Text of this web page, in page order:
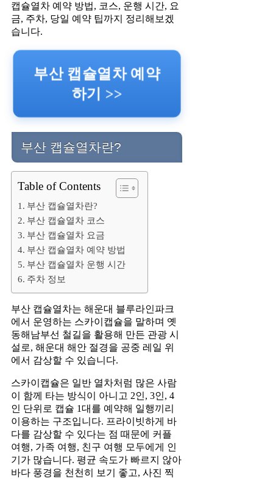
캡슐열차 예약 방법, 코스, 운행 시간, 요
금, 주차, 당일 예약 팁까지 정리해보겠
습니다.
부산 캡슐열차 예약
하기 >>
부산 캡슐열차란?
Table of Contents
부산 캡슐열차란?
부산 캡슐열차 코스
부산 캡슐열차 요금
부산 캡슐열차 예약 방법
부산 캡슐열차 운행 시간
주차 정보
부산 캡슐열차는 해운대 블루라인파크
에서 운영하는 스카이캡슐을 말하며 옛
동해남부선 철길을 활용해 만든 관광 시
설로, 해운대 해안 절경을 공중 레일 위
에서 감상할 수 있습니다.
스카이캡슐은 일반 열차처럼 많은 사람
이 함께 타는 방식이 아니고 2인, 3인, 4
인 단위로 캡슐 1대를 예약해 일행끼리
이용하는 구조입니다. 프라이빗하게 바
다를 감상할 수 있다는 점 때문에 커플
여행, 가족 여행, 친구 여행 모두에게 인
기가 많습니다. 평균 속도가 빠르지 않아
바다 풍경을 천천히 보기 좋고, 사진 찍